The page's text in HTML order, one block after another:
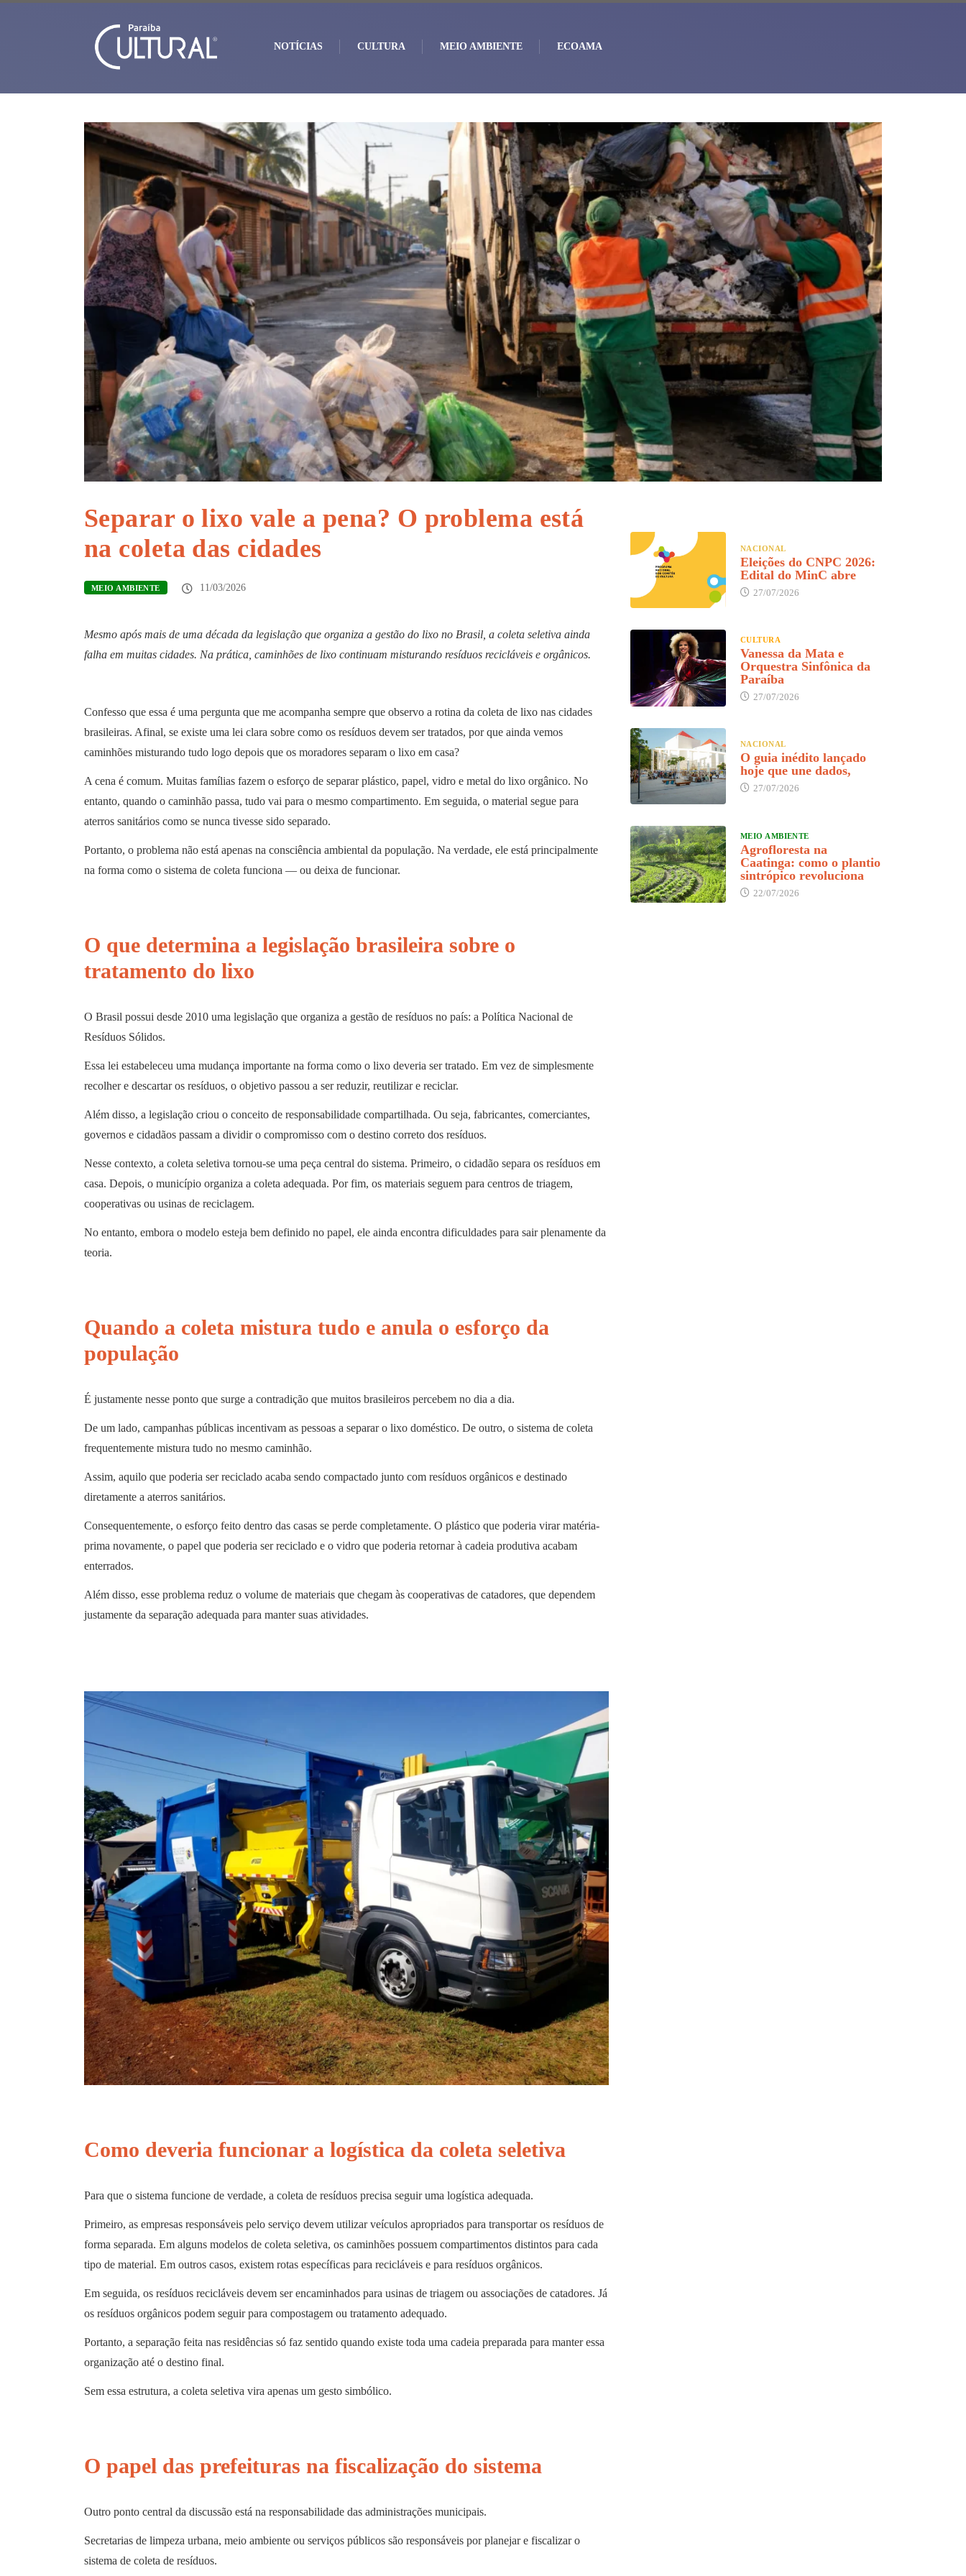
NOTÍCIAS CULTURA MEIO AMBIENTE ECOAMA
Separar o lixo vale a pena? O problema está
na coleta das cidades
MEIO AMBIENTE 11/03/2026
Mesmo após mais de uma década da legislação que organiza a gestão do lixo no Brasil, a coleta seletiva ainda
falha em muitas cidades. Na prática, caminhões de lixo continuam misturando resíduos recicláveis e orgânicos.
Confesso que essa é uma pergunta que me acompanha sempre que observo a rotina da coleta de lixo nas cidades
brasileiras. Afinal, se existe uma lei clara sobre como os resíduos devem ser tratados, por que ainda vemos
caminhões misturando tudo logo depois que os moradores separam o lixo em casa?
A cena é comum. Muitas famílias fazem o esforço de separar plástico, papel, vidro e metal do lixo orgânico. No
entanto, quando o caminhão passa, tudo vai para o mesmo compartimento. Em seguida, o material segue para
aterros sanitários como se nunca tivesse sido separado.
Portanto, o problema não está apenas na consciência ambiental da população. Na verdade, ele está principalmente
na forma como o sistema de coleta funciona — ou deixa de funcionar.
O que determina a legislação brasileira sobre o
tratamento do lixo
O Brasil possui desde 2010 uma legislação que organiza a gestão de resíduos no país: a Política Nacional de
Resíduos Sólidos.
Essa lei estabeleceu uma mudança importante na forma como o lixo deveria ser tratado. Em vez de simplesmente
recolher e descartar os resíduos, o objetivo passou a ser reduzir, reutilizar e reciclar.
Além disso, a legislação criou o conceito de responsabilidade compartilhada. Ou seja, fabricantes, comerciantes,
governos e cidadãos passam a dividir o compromisso com o destino correto dos resíduos.
Nesse contexto, a coleta seletiva tornou-se uma peça central do sistema. Primeiro, o cidadão separa os resíduos em
casa. Depois, o município organiza a coleta adequada. Por fim, os materiais seguem para centros de triagem,
cooperativas ou usinas de reciclagem.
No entanto, embora o modelo esteja bem definido no papel, ele ainda encontra dificuldades para sair plenamente da
teoria.
Quando a coleta mistura tudo e anula o esforço da
população
É justamente nesse ponto que surge a contradição que muitos brasileiros percebem no dia a dia.
De um lado, campanhas públicas incentivam as pessoas a separar o lixo doméstico. De outro, o sistema de coleta
frequentemente mistura tudo no mesmo caminhão.
Assim, aquilo que poderia ser reciclado acaba sendo compactado junto com resíduos orgânicos e destinado
diretamente a aterros sanitários.
Consequentemente, o esforço feito dentro das casas se perde completamente. O plástico que poderia virar matéria-
prima novamente, o papel que poderia ser reciclado e o vidro que poderia retornar à cadeia produtiva acabam
enterrados.
Além disso, esse problema reduz o volume de materiais que chegam às cooperativas de catadores, que dependem
justamente da separação adequada para manter suas atividades.
Como deveria funcionar a logística da coleta seletiva
Para que o sistema funcione de verdade, a coleta de resíduos precisa seguir uma logística adequada.
Primeiro, as empresas responsáveis pelo serviço devem utilizar veículos apropriados para transportar os resíduos de
forma separada. Em alguns modelos de coleta seletiva, os caminhões possuem compartimentos distintos para cada
tipo de material. Em outros casos, existem rotas específicas para recicláveis e para resíduos orgânicos.
Em seguida, os resíduos recicláveis devem ser encaminhados para usinas de triagem ou associações de catadores. Já
os resíduos orgânicos podem seguir para compostagem ou tratamento adequado.
Portanto, a separação feita nas residências só faz sentido quando existe toda uma cadeia preparada para manter essa
organização até o destino final.
Sem essa estrutura, a coleta seletiva vira apenas um gesto simbólico.
O papel das prefeituras na fiscalização do sistema
Outro ponto central da discussão está na responsabilidade das administrações municipais.
Secretarias de limpeza urbana, meio ambiente ou serviços públicos são responsáveis por planejar e fiscalizar o
sistema de coleta de resíduos.
NACIONAL
Eleições do CNPC 2026:
Edital do MinC abre
27/07/2026
CULTURA
Vanessa da Mata e
Orquestra Sinfônica da
Paraíba
27/07/2026
NACIONAL
O guia inédito lançado
hoje que une dados,
27/07/2026
MEIO AMBIENTE
Agrofloresta na
Caatinga: como o plantio
sintrópico revoluciona
22/07/2026